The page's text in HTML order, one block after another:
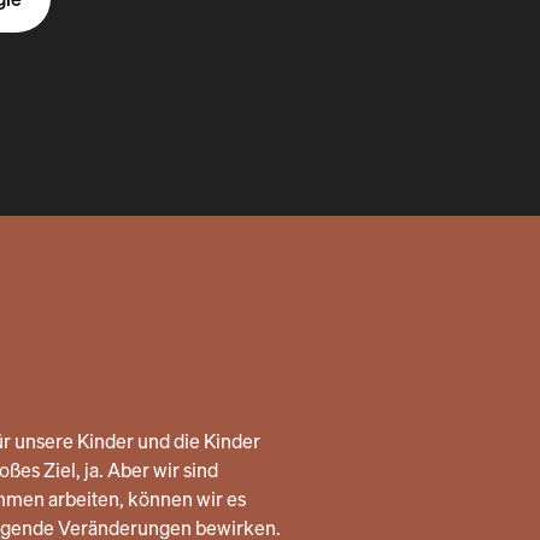
unsere Kinder und die Kinder
Ziel, ja. Aber wir sind
arbeiten, können wir es
Veränderungen bewirken.